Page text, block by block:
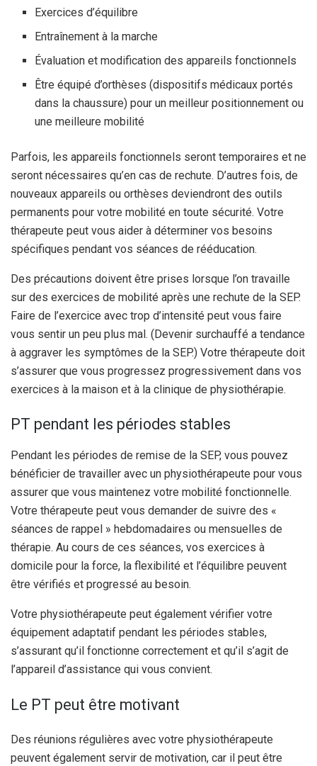
Exercices d’équilibre
Entraînement à la marche
Évaluation et modification des appareils fonctionnels
Être équipé d’orthèses (dispositifs médicaux portés
dans la chaussure) pour un meilleur positionnement ou
une meilleure mobilité
Parfois, les appareils fonctionnels seront temporaires et ne
seront nécessaires qu’en cas de rechute. D’autres fois, de
nouveaux appareils ou orthèses deviendront des outils
permanents pour votre mobilité en toute sécurité. Votre
thérapeute peut vous aider à déterminer vos besoins
spécifiques pendant vos séances de rééducation.
Des précautions doivent être prises lorsque l’on travaille
sur des exercices de mobilité après une rechute de la SEP.
Faire de l’exercice avec trop d’intensité peut vous faire
vous sentir un peu plus mal. (Devenir surchauffé a tendance
à aggraver les symptômes de la SEP.) Votre thérapeute doit
s’assurer que vous progressez progressivement dans vos
exercices à la maison et à la clinique de physiothérapie.
PT pendant les périodes stables
Pendant les périodes de remise de la SEP, vous pouvez
bénéficier de travailler avec un physiothérapeute pour vous
assurer que vous maintenez votre mobilité fonctionnelle.
Votre thérapeute peut vous demander de suivre des «
séances de rappel » hebdomadaires ou mensuelles de
thérapie. Au cours de ces séances, vos exercices à
domicile pour la force, la flexibilité et l’équilibre peuvent
être vérifiés et progressé au besoin.
Votre physiothérapeute peut également vérifier votre
équipement adaptatif pendant les périodes stables,
s’assurant qu’il fonctionne correctement et qu’il s’agit de
l’appareil d’assistance qui vous convient.
Le PT peut être motivant
Des réunions régulières avec votre physiothérapeute
peuvent également servir de motivation, car il peut être